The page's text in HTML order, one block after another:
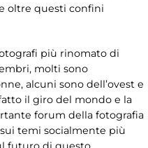
oltre questi confini
più rinomato di
molti sono
alcuni sono dell’ovest e
il giro del mondo e la
forum della fotografia
temi socialmente più